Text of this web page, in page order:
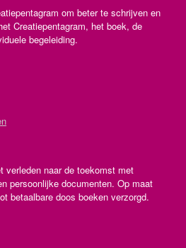
om beter te schrijven en
Creatiepentagram, het boek, de
begeleiding.
verleden naar de toekomst met
persoonlijke documenten. Op maat
betaalbare doos boeken verzorgd.